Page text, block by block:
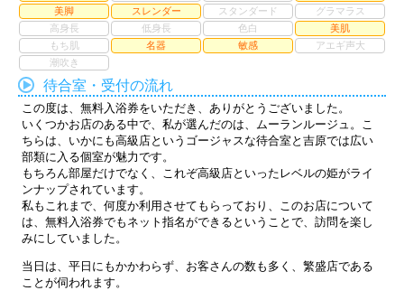
美脚
スレンダー スタンダード
グラマラス
高身長
低身長 色白
美肌
もち肌
名器 敏感
アエギ声大
潮吹き
待合室・受付の流れ
この度は、無料入浴券をいただき、ありがとうございました。
いくつかお店のある中で、私が選んだのは、ムーランルージュ。こ
ちらは、いかにも高級店というゴージャスな待合室と吉原では広い
部類に入る個室が魅力です。
もちろん部屋だけでなく、これぞ高級店といったレベルの姫がライ
ンナップされています。
私もこれまで、何度か利用させてもらっており、このお店について
は、無料入浴券でもネット指名ができるということで、訪問を楽し
みにしていました。
当日は、平日にもかかわらず、お客さんの数も多く、繁盛店である
ことが伺われます。